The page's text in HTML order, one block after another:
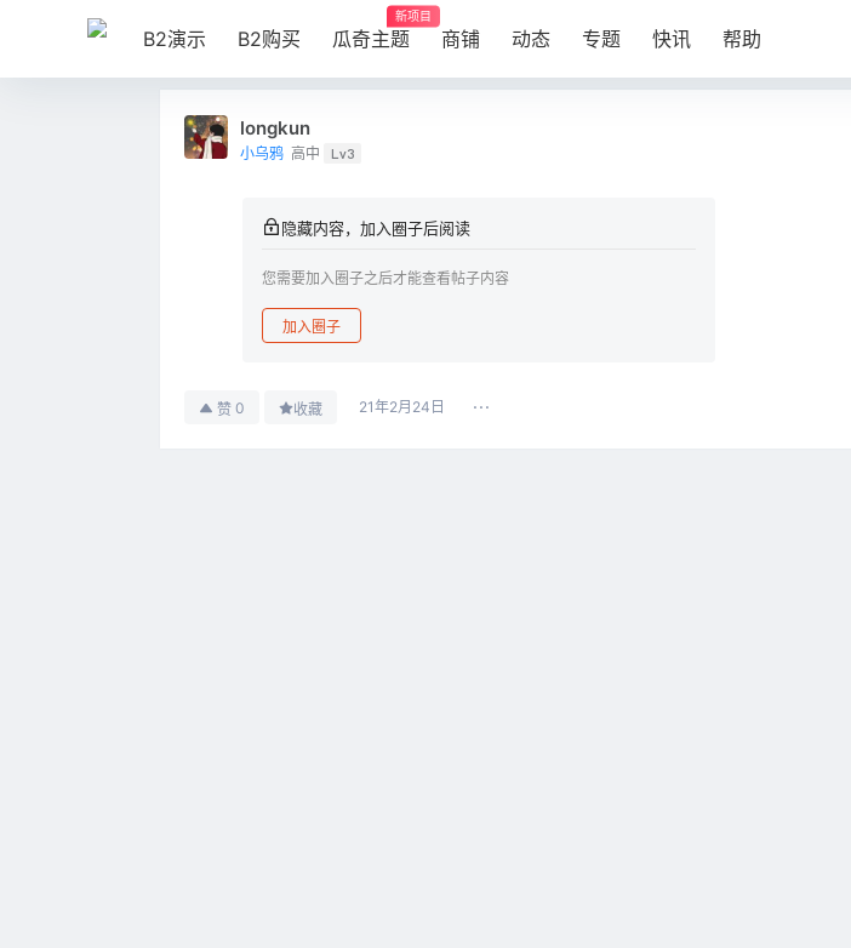
B2演示 B2购买 瓜奇主题
新项目
商铺 动态 专题 快讯 帮助
longkun
小乌鸦 高中 Lv3
隐藏内容，加入圈子后阅读
您需要加入圈子之后才能查看帖子内容
加入圈子
赞 0 收藏 21年2月24日